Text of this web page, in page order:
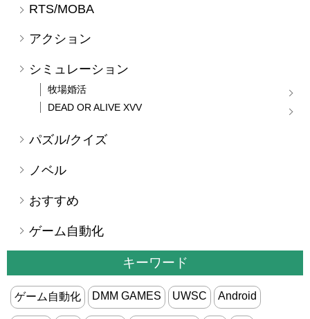
RTS/MOBA
アクション
シミュレーション
牧場婚活
DEAD OR ALIVE XVV
パズル/クイズ
ノベル
おすすめ
ゲーム自動化
キーワード
ゲーム自動化 DMM GAMES UWSC Android